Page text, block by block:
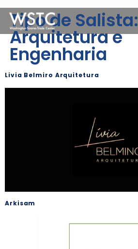
Tipo de Salista:
Arquitetura e
Engenharia
Livia Belmiro Arquitetura
Arkisam